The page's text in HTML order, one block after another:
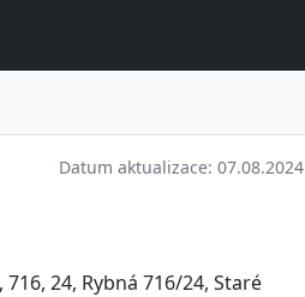
Datum aktualizace: 07.08.2024
24, Rybná 716/24, Staré